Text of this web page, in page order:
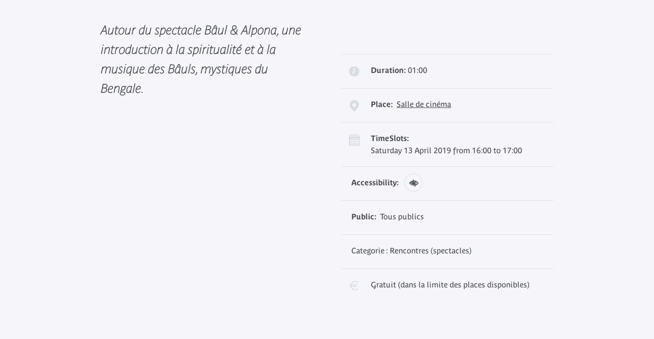
Autour du spectacle Bâul & Alpona, une
introduction à la spiritualité et à la
musique des Bâuls, mystiques du
Bengale.
Duration: 01:00
Place: Salle de cinéma
TimeSlots:
Saturday 13 April 2019 from 16:00 to 17:00
Accessibility:
Public: Tous publics
Categorie : Rencontres (spectacles)
Gratuit (dans la limite des places disponibles)